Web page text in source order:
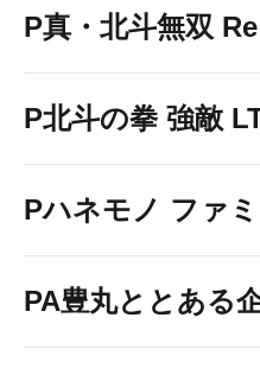
P真・北斗無双
P北斗の拳 強敵
Pハネモノ ファ
PA豊丸ととある